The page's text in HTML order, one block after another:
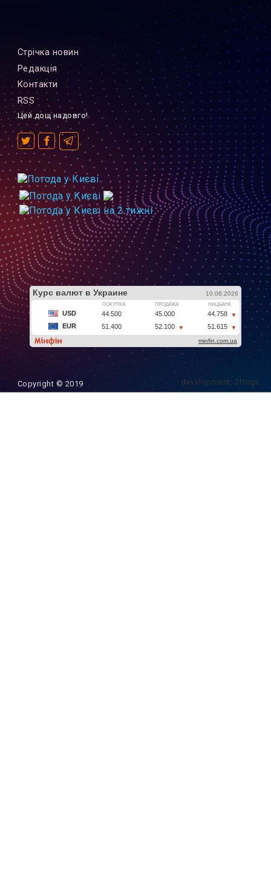
Стрiчка новин
Редакцiя
Контакти
RSS
Цей дощ надовго!
Copyright © 2019 development: 2frags